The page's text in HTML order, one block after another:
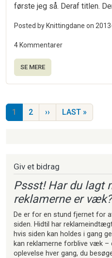
første jeg så. Deraf titlen.
Posted by Knittingdane on
4 Kommentarer
SE MERE
Sideinddeling
1 2 ››NÆSTE SIDE
LAST »
Giv et bidrag
Pssst! Har du lagt
reklamerne er væk?
De er for en stund fjernet for
siden. Hidtil har
hvis siden kan holdes i gang
kan reklamerne forblive væk –
oplevelse hver gang, du